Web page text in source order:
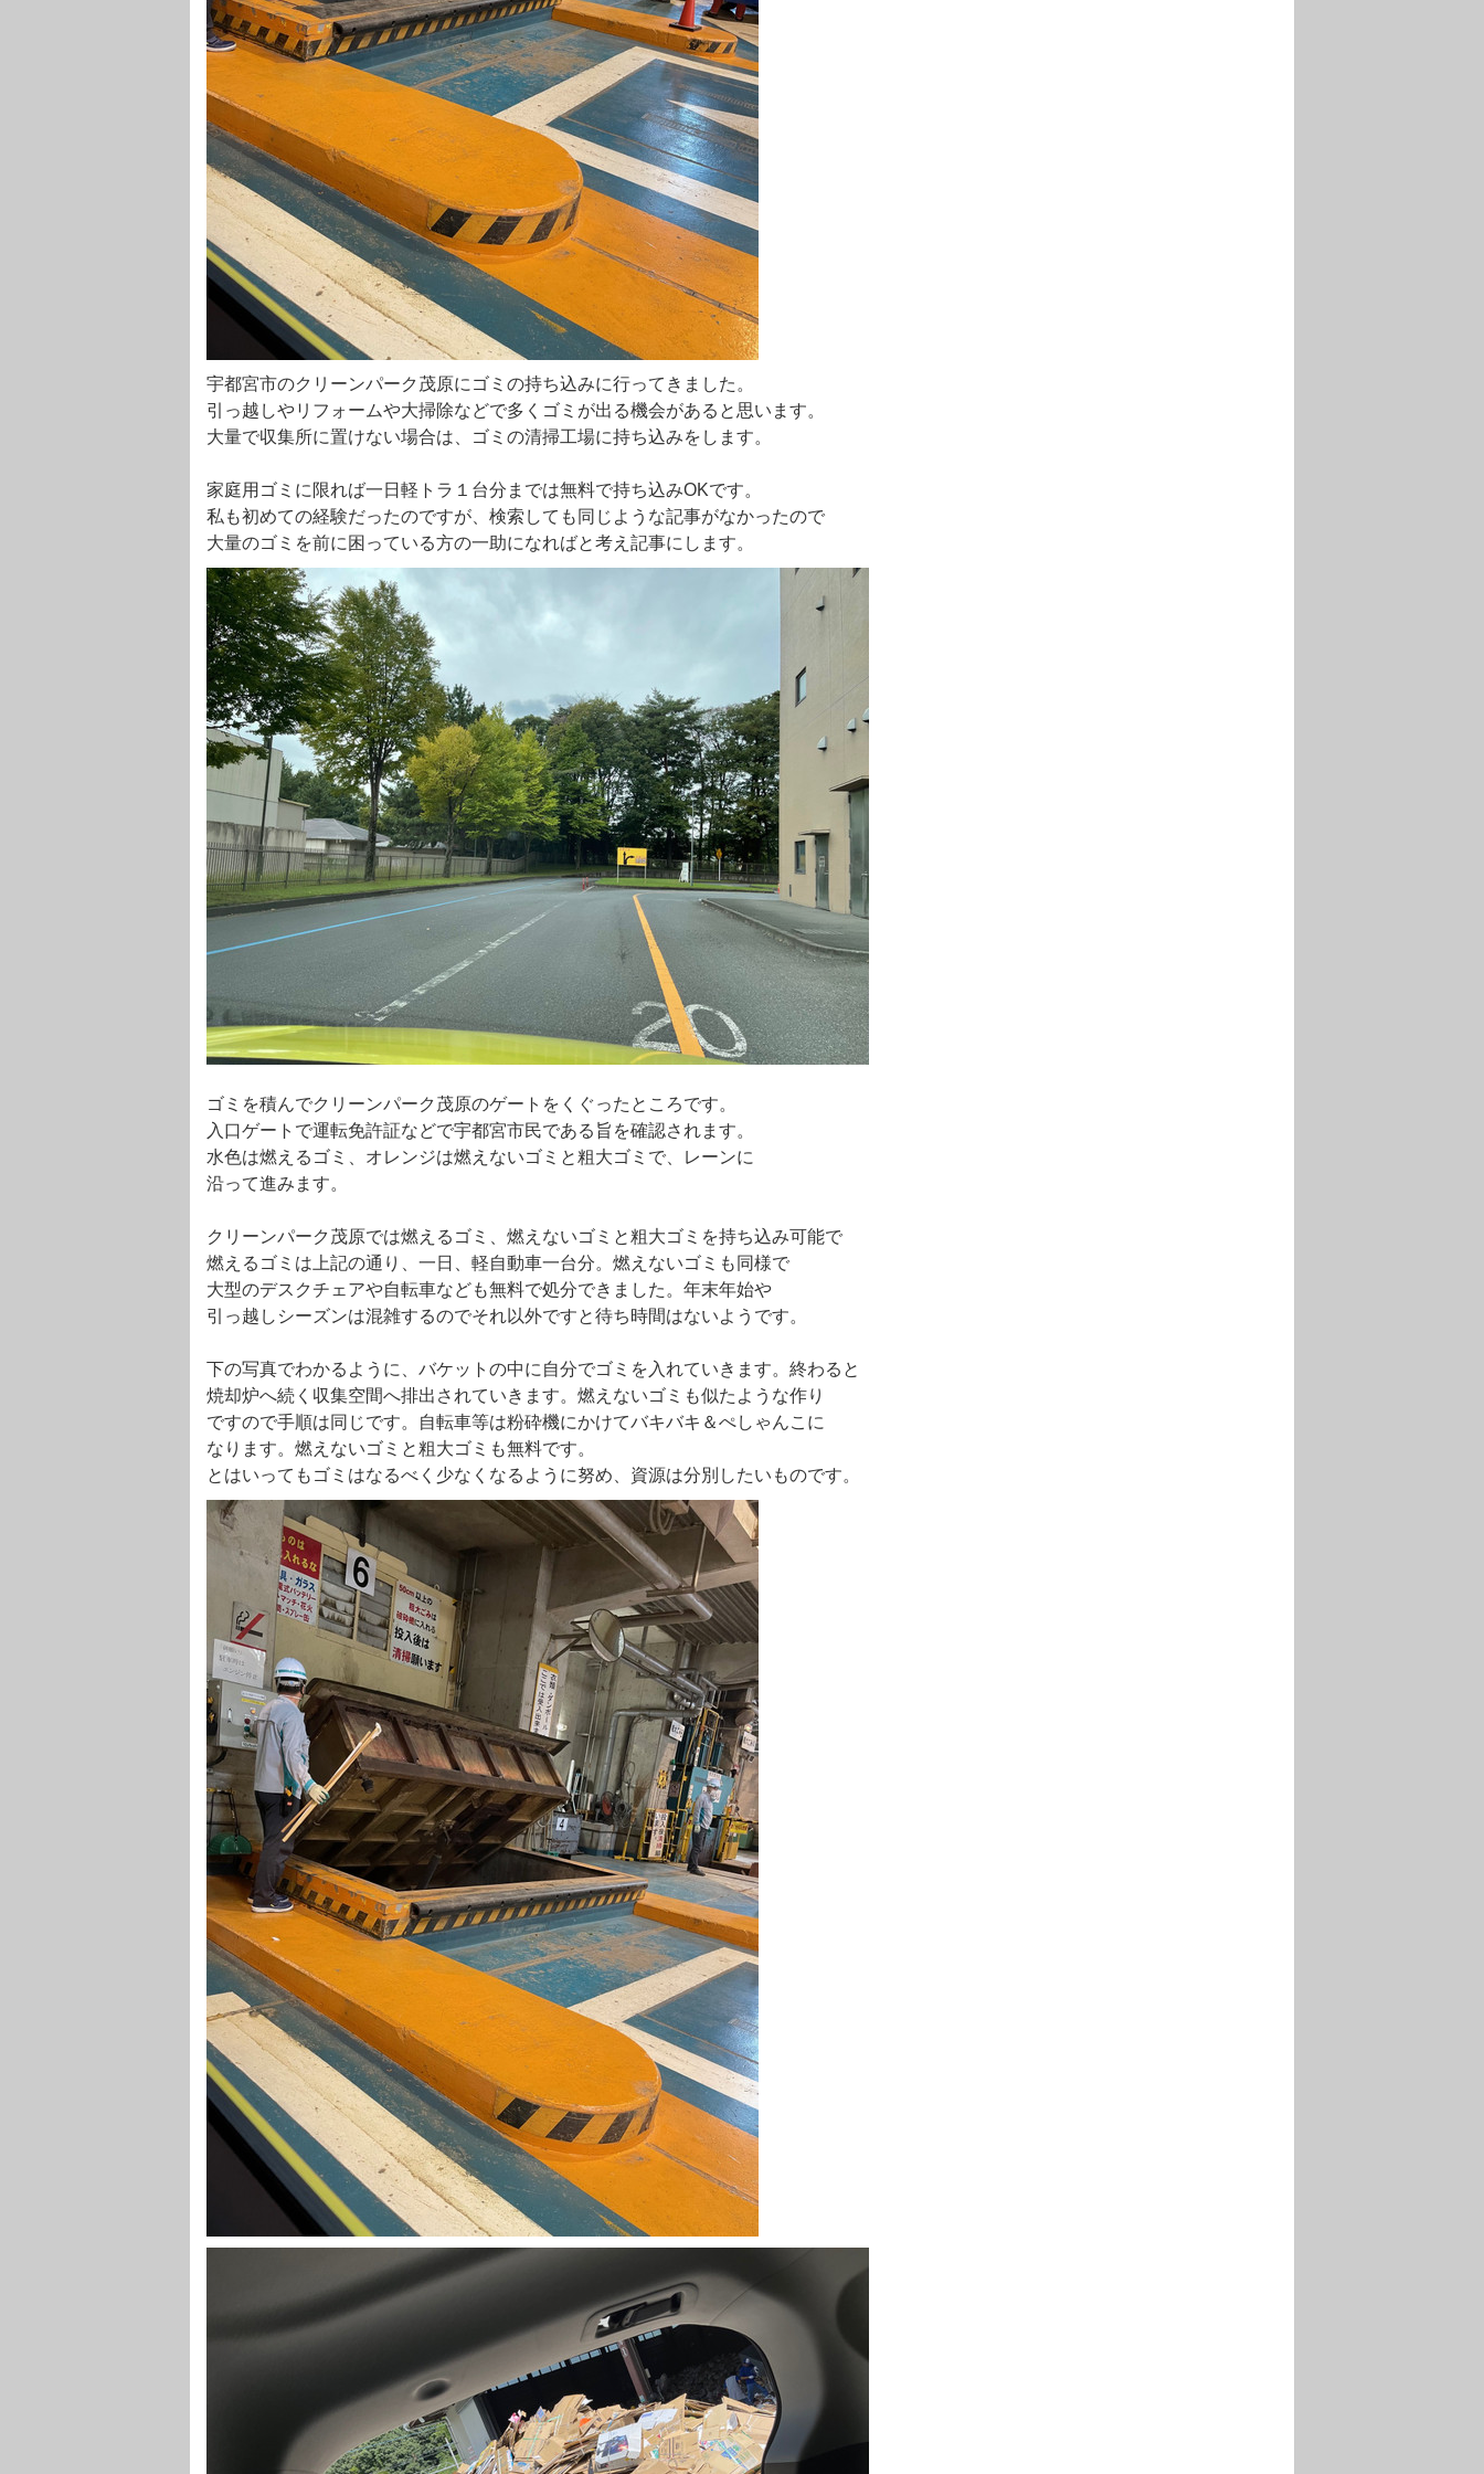
宇都宮市のクリーンパーク茂原にゴミの持ち込みに行ってきました。
引っ越しやリフォームや大掃除などで多くゴミが出る機会があると思います。
大量で収集所に置けない場合は、ゴミの清掃工場に持ち込みをします。
家庭用ゴミに限れば一日軽トラ１台分までは無料で持ち込みOKです。
私も初めての経験だったのですが、検索しても同じような記事がなかったので
大量のゴミを前に困っている方の一助になればと考え記事にします。
ゴミを積んでクリーンパーク茂原のゲートをくぐったところです。
入口ゲートで運転免許証などで宇都宮市民である旨を確認されます。
水色は燃えるゴミ、オレンジは燃えないゴミと粗大ゴミで、レーンに
沿って進みます。
クリーンパーク茂原では燃えるゴミ、燃えないゴミと粗大ゴミを持ち込み可能で
燃えるゴミは上記の通り、一日、軽自動車一台分。燃えないゴミも同様で
大型のデスクチェアや自転車なども無料で処分できました。年末年始や
引っ越しシーズンは混雑するのでそれ以外ですと待ち時間はないようです。
下の写真でわかるように、バケットの中に自分でゴミを入れていきます。終わると
焼却炉へ続く収集空間へ排出されていきます。燃えないゴミも似たような作り
ですので手順は同じです。自転車等は粉砕機にかけてバキバキ＆ぺしゃんこに
なります。燃えないゴミと粗大ゴミも無料です。
とはいってもゴミはなるべく少なくなるように努め、資源は分別したいものです。